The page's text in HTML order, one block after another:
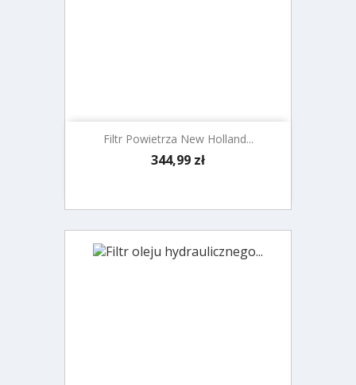
Filtr Powietrza New Holland...
Cena
344,99 zł